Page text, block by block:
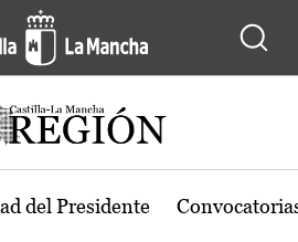
región de Castilla-
del Presidente